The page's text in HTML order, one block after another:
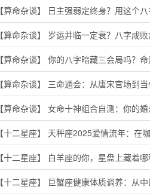
【算命杂谈】 日主强弱定终身？用这个
【算命杂谈】 岁运并临一定衰？八字成
【算命杂谈】 你的八字暗藏三会局吗？
【算命杂谈】 三命通会：从唐宋官场到
【算命杂谈】 女命十神组合自测：你的
【十二星座】 天秤座2025爱情流年：在
【十二星座】 白羊座的你，星盘上藏着
【十二星座】 巨蟹座健康体质调养：从